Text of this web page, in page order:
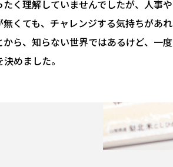
く理解していませんでしたが、人事や
くても、チャレンジする気持ちがあれ
ら、知らない世界ではあるけど、一度
めました。